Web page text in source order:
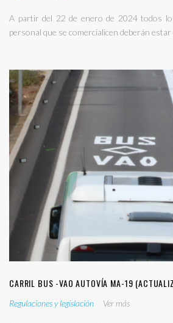
A partir del 22 de enero de 2024 todos
personal que se comercialicen deberán
CARRIL BUS -VAO AUTOVÍA MA-19
Regulaciones y legislación Ver más